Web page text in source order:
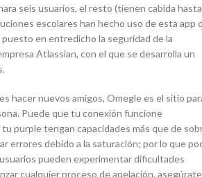
seis usuarios, el resto (tienen cabida hasta
escolares han hecho uso de esta app
en entredicho la seguridad de la
Atlassian, con el que se desarrolla un
hacer nuevos amigos, Omegle es el sitio
Puede que tu conexión funcione
purple tengan capacidades más que de
errores debido a la saturación; por lo que
pueden‌ experimentar dificultades
cualquier proceso de apelación, asegúrate